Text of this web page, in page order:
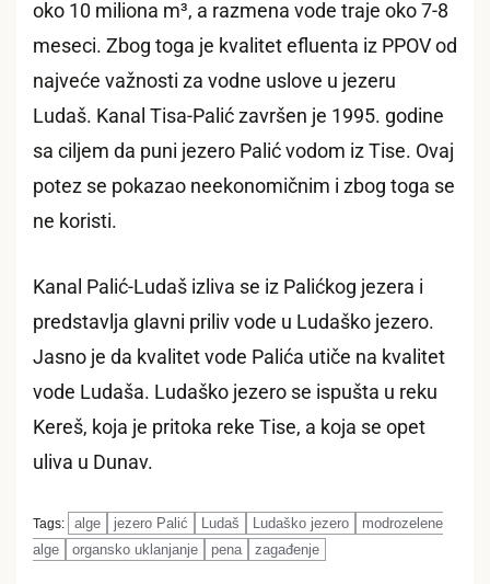
oko 10 miliona m³, a razmena vode traje oko 7-8
meseci. Zbog toga je kvalitet efluenta iz PPOV od
najveće važnosti za vodne uslove u jezeru
Ludaš. Kanal Tisa-Palić završen je 1995. godine
sa ciljem da puni jezero Palić vodom iz Tise. Ovaj
potez se pokazao neekonomičnim i zbog toga se
ne koristi.
Kanal Palić-Ludaš izliva se iz Palićkog jezera i
predstavlja glavni priliv vode u Ludaško jezero.
Jasno je da kvalitet vode Palića utiče na kvalitet
vode Ludaša. Ludaško jezero se ispušta u reku
Kereš, koja je pritoka reke Tise, a koja se opet
uliva u Dunav.
Tags: alge jezero Palić Ludaš Ludaško jezero
modrozelene
alge
organsko uklanjanje pena zagađenje